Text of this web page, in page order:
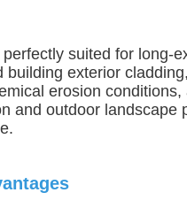
suited for long-
building exterior
erosion
and outdoor landscape